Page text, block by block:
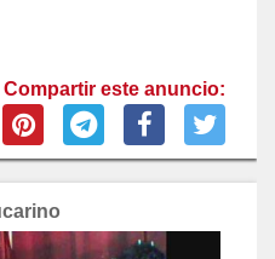
Compartir este anuncio: